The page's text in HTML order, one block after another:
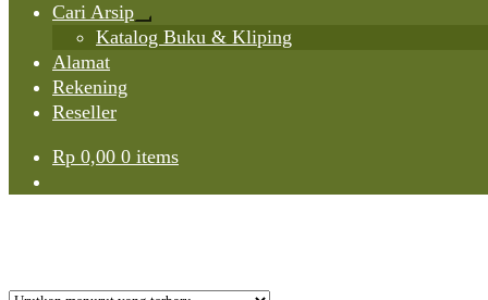
Cari Arsip
Expand
child
Katalog Buku & Kliping
Alamat
Rekening
Reseller
Rp 0,00 0 items